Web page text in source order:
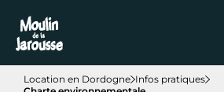
Location en Dordogne Infos pratiques